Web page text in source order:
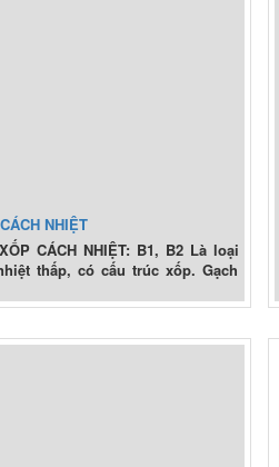
NHIỆT
CÁCH NHIỆT: B1, B2 Là loại
thấp, có cấu trúc xốp. Gạch